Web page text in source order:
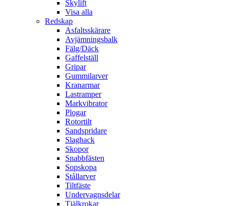
Skylift
Visa alla
Redskap
Asfaltsskärare
Avjämningsbalk
Fälg/Däck
Gaffelställ
Gripar
Gummilarver
Kranarmar
Lastramper
Markvibrator
Plogar
Rotortilt
Sandspridare
Slaghack
Skopor
Snabbfästen
Sopskopa
Stållarver
Tiltfäste
Undervagnsdelar
Tjälkrokar